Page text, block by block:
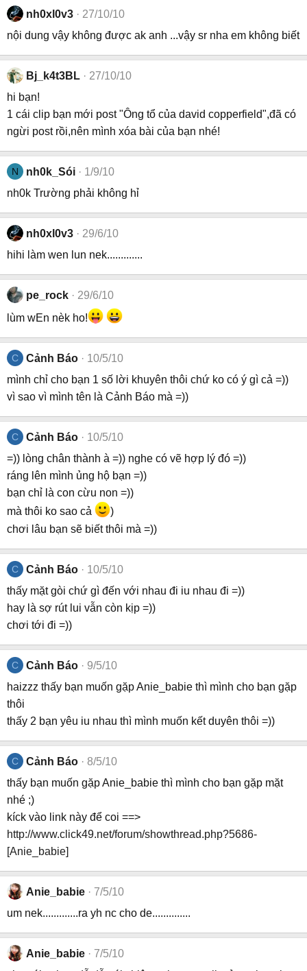
nh0xl0v3
27/10/10
nội dung vậy không được ak anh ...vậy sr nha em không biết
Bj_k4t3BL
27/10/10
hi bạn!
1 cái clip bạn mới post "Ông tổ của david copperfield",đã có
ngừi post rồi,nên mình xóa bài của bạn nhé!
N nh0k_Sói
1/9/10
nh0k Trường phải không hỉ
nh0xl0v3
29/6/10
hihi làm wen lun nek.............
pe_rock
29/6/10
lùm wEn nèk ho!
C Cảnh Báo
10/5/10
mình chỉ cho bạn 1 số lời khuyên thôi chứ ko có ý gì cả =))
vì sao vì mình tên là Cảnh Báo mà =))
C Cảnh Báo
10/5/10
=)) lòng chân thành à =)) nghe có vẽ hợp lý đó =))
ráng lên mình ủng hộ bạn =))
bạn chỉ là con cừu non =))
mà thôi ko sao cả
)
chơi lâu bạn sẽ biết thôi mà =))
C Cảnh Báo
10/5/10
thấy mặt gòi chứ gì đến với nhau đi iu nhau đi =))
hay là sợ rút lui vẫn còn kịp =))
chơi tới đi =))
C Cảnh Báo
9/5/10
haizzz thấy bạn muốn gặp Anie_babie thì mình cho bạn gặp
thôi
thấy 2 bạn yêu iu nhau thì mình muốn kết duyên thôi =))
C Cảnh Báo
8/5/10
thấy bạn muốn gặp Anie_babie thì mình cho bạn gặp mặt
nhé ;)
kíck vào link này để coi ==>
http://www.click49.net/forum/showthread.php?5686-
[Anie_babie]
Anie_babie
7/5/10
um nek.............ra yh nc cho de..............
Anie_babie
7/5/10